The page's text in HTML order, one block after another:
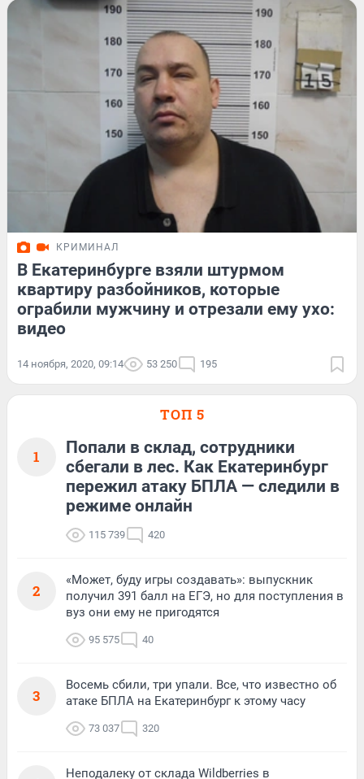
КРИМИНАЛ
В Екатеринбурге взяли штурмом
квартиру разбойников, которые
ограбили мужчину и отрезали ему ухо:
видео
14 ноября, 2020, 09:14 53 250 195
ТОП 5
1
Попали в склад, сотрудники
сбегали в лес. Как Екатеринбург
пережил атаку БПЛА — следили в
режиме онлайн
115 739 420
2
«Может, буду игры создавать»: выпускник
получил 391 балл на ЕГЭ, но для поступления в
вуз они ему не пригодятся
95 575 40
3
Восемь сбили, три упали. Все, что известно об
атаке БПЛА на Екатеринбург к этому часу
73 037 320
Неподалеку от склада Wildberries в